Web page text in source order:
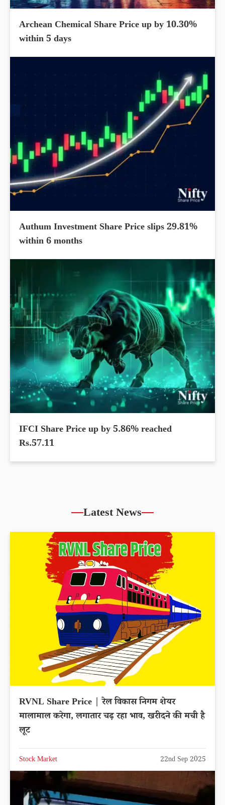
Archean Chemical Share Price up by 10.30%
within 5 days
Authum Investment Share Price slips 29.81%
within 6 months
IFCI Share Price up by 5.86% reached
Rs.57.11
Latest News
RVNL Share Price | रेल विकास निगम शेयर
मालामाल करेगा, लगातार चढ़ रहा भाव, खरीदने की मची है
लूट
Stock Market 22nd Sep 2025